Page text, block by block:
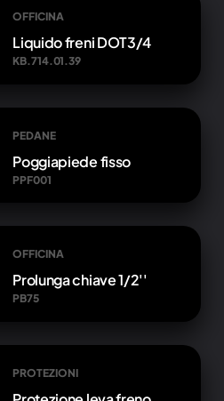
OFFICINA
Liquido freni DOT3/4
KB.714.01.39
PEDANE
Poggiapiede fisso
PPF001
OFFICINA
Prolunga chiave 1/2''
PB75
PROTEZIONI